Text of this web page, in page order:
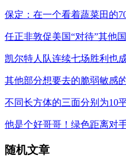
保定：在一个看着蔬菜田的
任正非敦促美国“对待”其他
凯尔特人队连续七场胜利也
其他部分想要去的脆弱敏感
不同长方体的三面分别为10
他是个好哥哥！绿色距离对
随机文章